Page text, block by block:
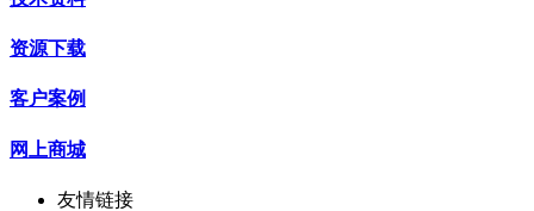
资源下载
客户案例
网上商城
友情链接